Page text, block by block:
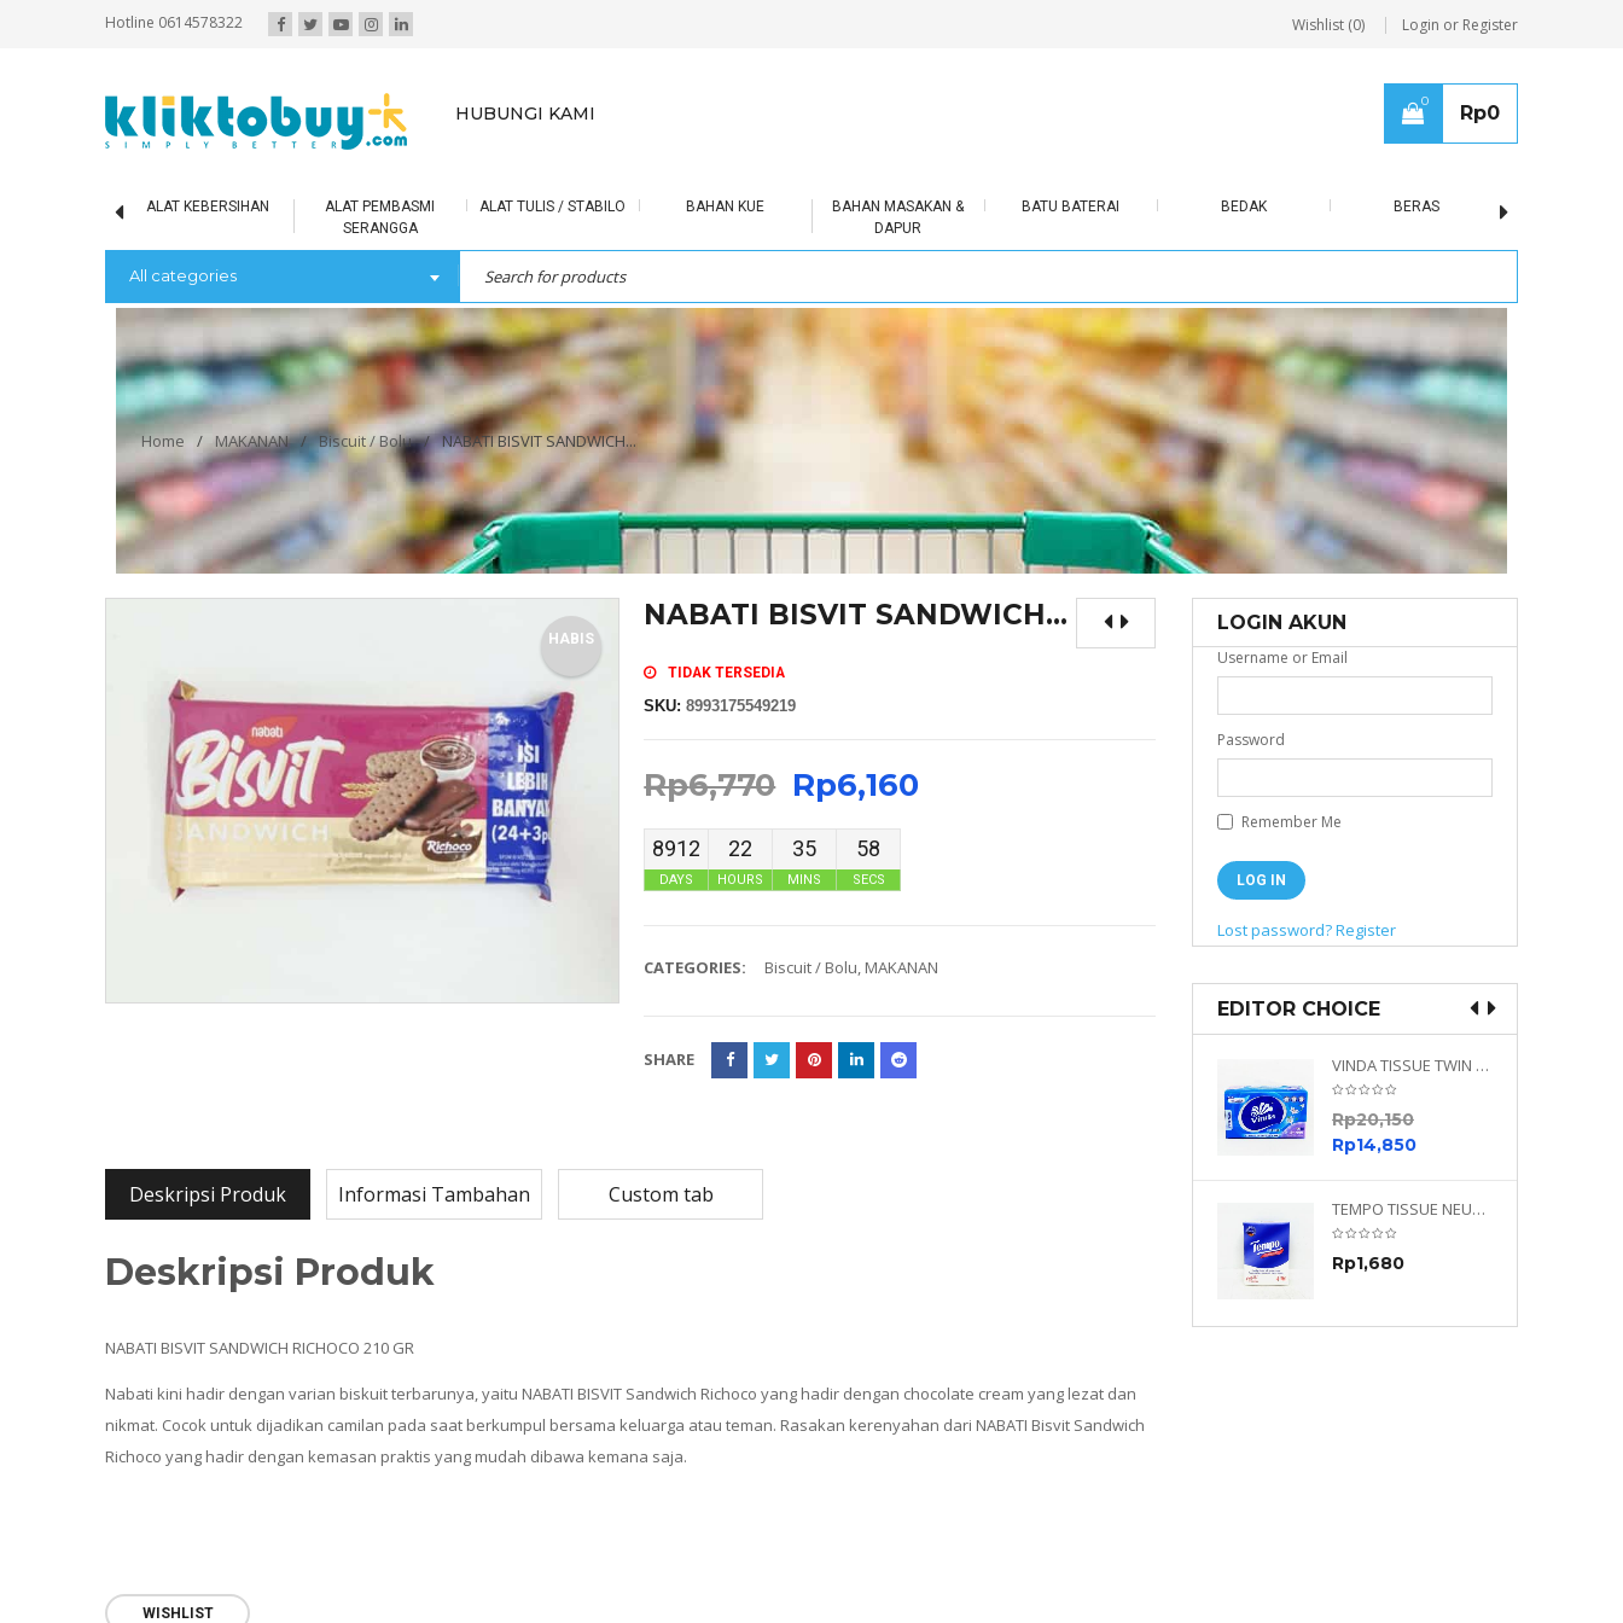
Hotline 0614578322 Wishlist (0) Login or Register
HUBUNGI KAMI
0
Rp0
ALAT KEBERSIHAN
ALAT PEMBASMI
SERANGGA
ALAT TULIS / STABILO BAHAN KUE
BAHAN MASAKAN &
DAPUR
BATU BATERAI BEDAK BERAS
All categories
Home / MAKANAN / Biscuit / Bolu / NABATI BISVIT SANDWICH...
HABIS
NABATI BISVIT SANDWICH...
TIDAK TERSEDIA
SKU:8993175549219
Rp6,770 Rp6,160
8912
DAYS
22
HOURS
35
MINS
58
SECS
CATEGORIES: Biscuit / Bolu, MAKANAN
SHARE
Deskripsi Produk Informasi Tambahan Custom tab
Deskripsi Produk
NABATI BISVIT SANDWICH RICHOCO 210 GR
Nabati kini hadir dengan varian biskuit terbarunya, yaitu NABATI BISVIT Sandwich Richoco yang hadir dengan chocolate cream yang lezat dan
nikmat. Cocok untuk dijadikan camilan pada saat berkumpul bersama keluarga atau teman. Rasakan kerenyahan dari NABATI Bisvit Sandwich
Richoco yang hadir dengan kemasan praktis yang mudah dibawa kemana saja.
WISHLIST
LOGIN AKUN
Username or Email
Password
Remember Me
Lost password?Register
EDITOR CHOICE
VINDA TISSUE TWIN PACK 2 X 330 S
Rp20,150
Rp14,850
TEMPO TISSUE NEUTRAL PETIT 4PLY
Rp1,680